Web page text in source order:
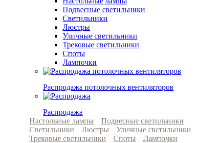
Подвесные светильники
Светильники
Люстры
Уличные светильники
Трековые светильники
Споты
Лампочки
Распродажа потолочных вентиляторов
Распродажа
Настольные лампы
Подвесные светильники
Светильники
Люстры
Уличные светильники
Трековые светильники
Споты
Лампочки